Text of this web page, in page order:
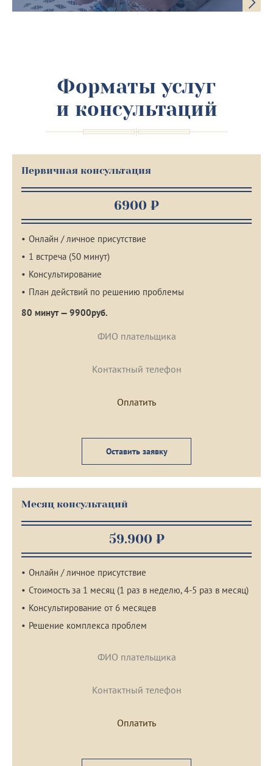
Форматы услуг
и консультаций
Первичная консультация
6900 ₽
Онлайн / личное присутствие
1 встреча (50 минут)
Консультирование
План действий по решению проблемы
80 минут — 9900руб.
Оставить заявку
Месяц консультаций
59.900 ₽
Онлайн / личное присутствие
Стоимость за 1 месяц (1 раз в неделю, 4-5 раз в месяц)
Консультирование от 6 месяцев
Решение комплекса проблем